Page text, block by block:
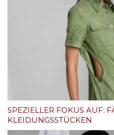
SPEZIELLER FOKUS AUF:
KLEIDUNGSSTÜCKEN